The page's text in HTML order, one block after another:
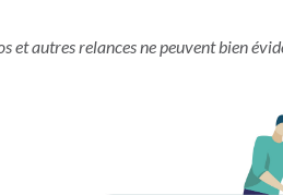
et autres relances ne peuvent bien